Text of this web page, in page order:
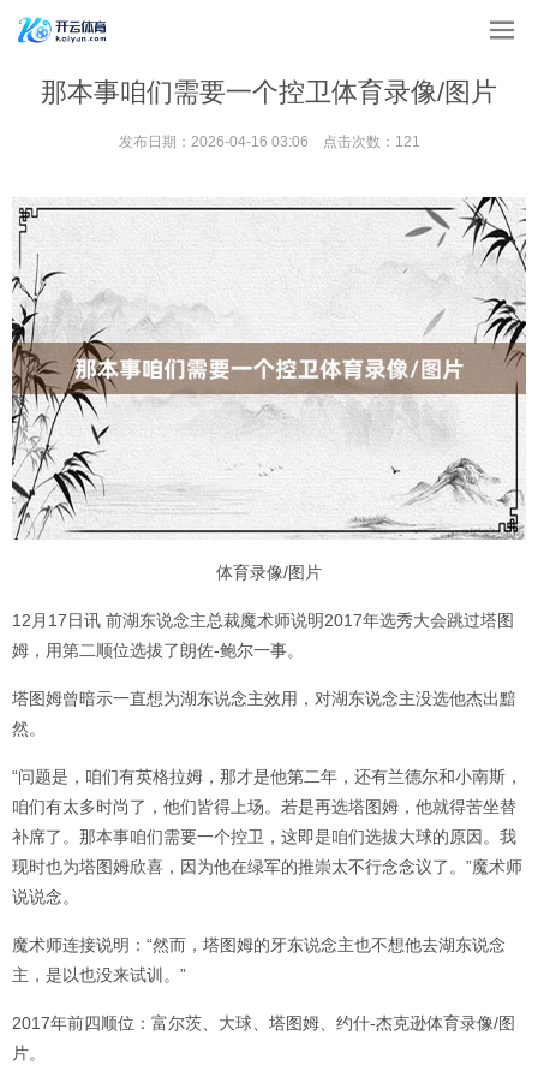
那本事咱们需要一个控卫体育录像/图片
发布日期：2026-04-16 03:06 点击次数：121
体育录像/图片
12月17日讯 前湖东说念主总裁魔术师说明2017年选秀大会跳过塔图
姆，用第二顺位选拔了朗佐-鲍尔一事。
塔图姆曾暗示一直想为湖东说念主效用，对湖东说念主没选他杰出黯
然。
“问题是，咱们有英格拉姆，那才是他第二年，还有兰德尔和小南斯，
咱们有太多时尚了，他们皆得上场。若是再选塔图姆，他就得苦坐替
补席了。那本事咱们需要一个控卫，这即是咱们选拔大球的原因。我
现时也为塔图姆欣喜，因为他在绿军的推崇太不行念念议了。”魔术师
说说念。
魔术师连接说明：“然而，塔图姆的牙东说念主也不想他去湖东说念
主，是以也没来试训。”
2017年前四顺位：富尔茨、大球、塔图姆、约什-杰克逊体育录像/图
片。